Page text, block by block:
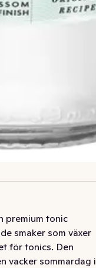
premium tonic
smaker som växer
för tonics. Den
vacker sommardag i